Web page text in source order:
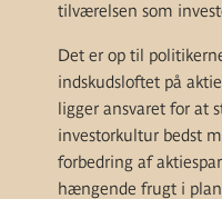
tilværelsen som
Det er op til
indskudsloftet på
ligger ansvaret for at
investorkultur bedst
forbedring af
hængende frugt i